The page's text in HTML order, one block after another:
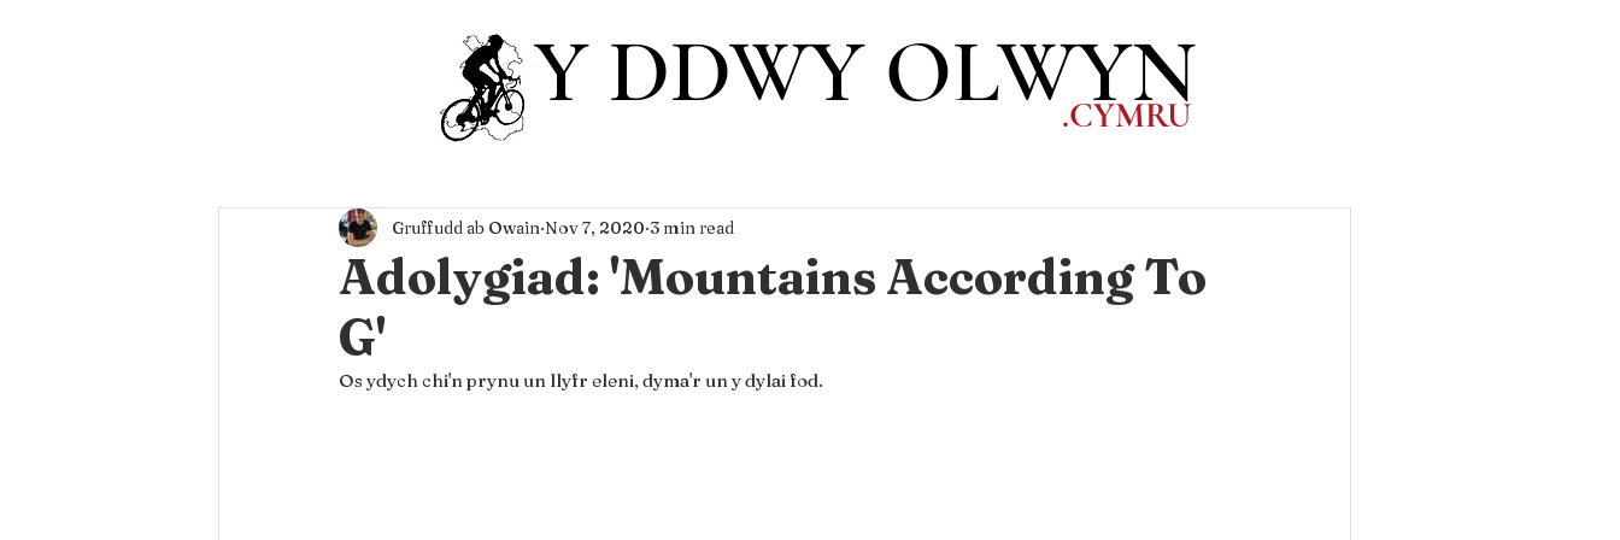
Y DDWY OLWYN
.CYMRU
Adolygiad: 'Mountains According To
G'
Gruffudd ab Owain Nov 7, 2020 3 min read
Os ydych chi'n prynu un llyfr eleni, dyma'r un y dylai fod.